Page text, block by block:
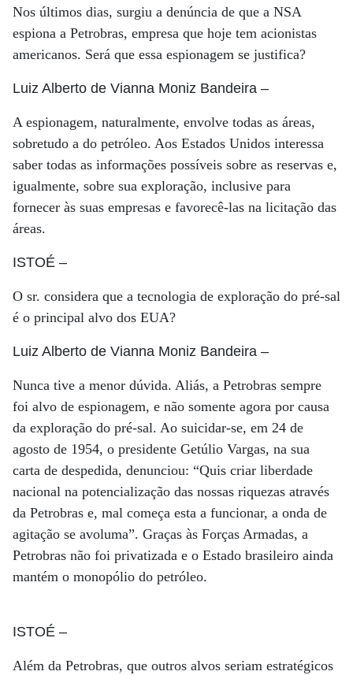
Nos últimos dias, surgiu a denúncia de que a NSA
espiona a Petrobras, empresa que hoje tem acionistas
americanos. Será que essa espionagem se justifica?
Luiz Alberto de Vianna Moniz Bandeira –
A espionagem, naturalmente, envolve todas as áreas,
sobretudo a do petróleo. Aos Estados Unidos interessa
saber todas as informações possíveis sobre as reservas e,
igualmente, sobre sua exploração, inclusive para
fornecer às suas empresas e favorecê-las na licitação das
áreas.
ISTOÉ –
O sr. considera que a tecnologia de exploração do pré-sal
é o principal alvo dos EUA?
Luiz Alberto de Vianna Moniz Bandeira –
Nunca tive a menor dúvida. Aliás, a Petrobras sempre
foi alvo de espionagem, e não somente agora por causa
da exploração do pré-sal. Ao suicidar-se, em 24 de
agosto de 1954, o presidente Getúlio Vargas, na sua
carta de despedida, denunciou: “Quis criar liberdade
nacional na potencialização das nossas riquezas através
da Petrobras e, mal começa esta a funcionar, a onda de
agitação se avoluma”. Graças às Forças Armadas, a
Petrobras não foi privatizada e o Estado brasileiro ainda
mantém o monopólio do petróleo.
ISTOÉ –
Além da Petrobras, que outros alvos seriam estratégicos